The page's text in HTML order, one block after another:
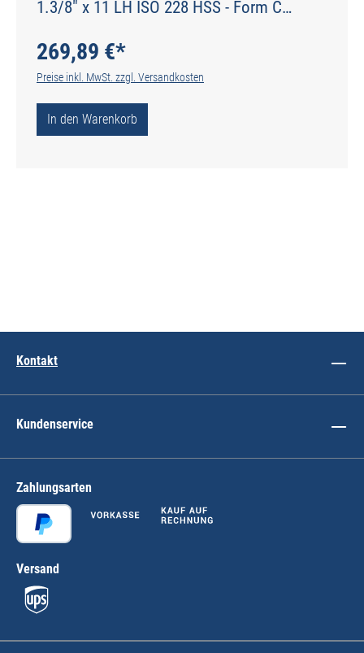
1.3/8" x 11 LH ISO 228 HSS - Form C
269,89 €*
Preise inkl. MwSt. zzgl. Versandkosten
In den Warenkorb
Kontakt
Kundenservice
Zahlungsarten
Versand